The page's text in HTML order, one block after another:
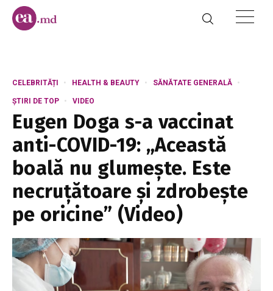
CELEBRITĂȚI HEALTH & BEAUTY SĂNĂTATE GENERALĂ
ȘTIRI DE TOP VIDEO
Eugen Doga s-a vaccinat
anti-COVID-19: „Această
boală nu glumește. Este
necruțătoare și zdrobește
pe oricine” (Video)